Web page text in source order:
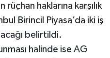
rüçhan haklarına karşılık
Birincil Piyasa’da iki iş
belirtildi.
halinde ise AG